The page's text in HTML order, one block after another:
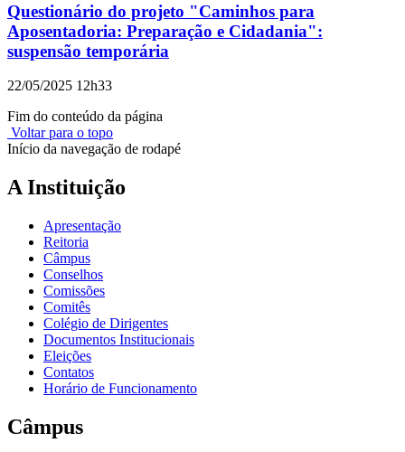
Questionário do projeto "Caminhos para
Aposentadoria: Preparação e Cidadania":
suspensão temporária
22/05/2025 12h33
Fim do conteúdo da página
Voltar para o topo
Início da navegação de rodapé
A Instituição
Apresentação
Reitoria
Câmpus
Conselhos
Comissões
Comitês
Colégio de Dirigentes
Documentos Institucionais
Eleições
Contatos
Horário de Funcionamento
Câmpus